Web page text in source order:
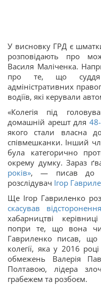
У висновку ГРД є
розповідають про
Василя Маліченка.
про те, що суддя
адміністративних
водіїв, які керували
«Колегія під
домашній арешт для
якого стали власна
співмешканки. Інший
була категорично
окрему думку. Зараз
років», — писав до
розслідувач Ігор
Ще Ігор Гавриленко
скасував відсторонення
хабарництві
попри те, що вона
Гавриленко писав,
колегії, яка у 2016
обмежень Валерія
Полтавою, лідера
грабежем та розбоєм.